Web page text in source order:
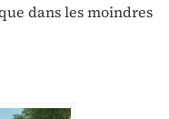
dans les moindres